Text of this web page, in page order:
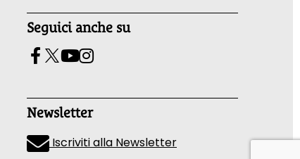
Seguici anche su
Newsletter
Iscriviti alla Newsletter